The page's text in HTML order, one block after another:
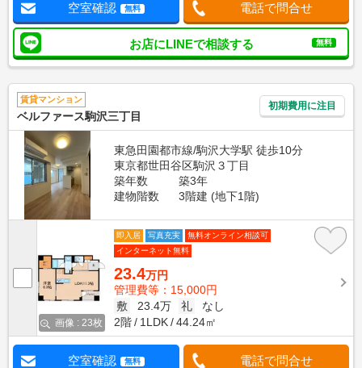
空室確認 無料 電話で問合せ
お店にLINEで相談する 無料
賃貸マンション
ベルファース駒沢三丁目
初期費用に注目
東急田園都市線/駒沢大学駅 徒歩10分
東京都世田谷区駒沢３丁目
築年数
築3年
建物階数
3階建 (地下1階)
画像 : 23枚
即入居 写真充実
無料オンライン相談可
インターネット無料
23.4万円
管理費等：15,000円
敷
23.4万 礼
なし
2階
1LDK 44.24㎡
空室確認 無料 電話で問合せ